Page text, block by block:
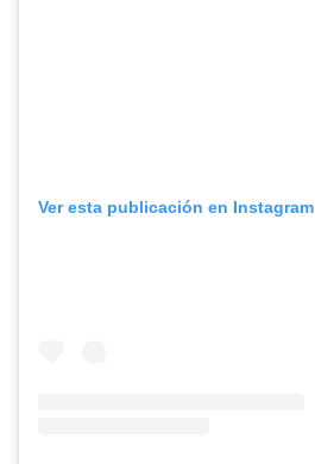
Ver esta publicación en Instagram